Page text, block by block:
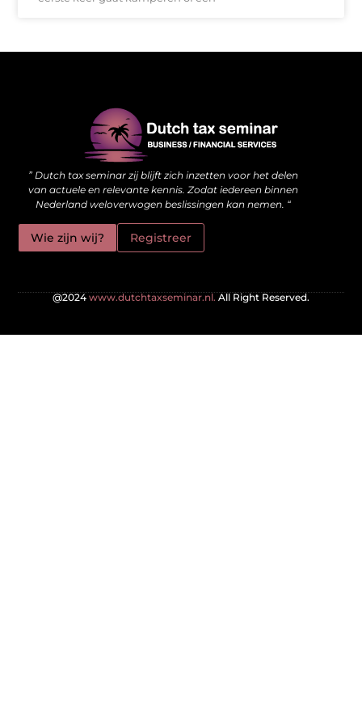
” Dutch tax seminar zij blijft zich inzetten voor het delen
van actuele en relevante kennis. Zodat iedereen binnen
Nederland weloverwogen beslissingen kan nemen. “
Wie zijn wij? Registreer
@2024www.dutchtaxseminar.nl.All Right Reserved.